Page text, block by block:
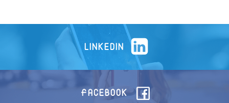
LINKEDIN
FACEBOOK